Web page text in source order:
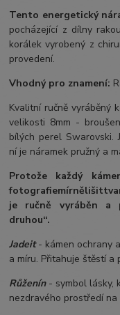
Tento energetický
pocházející z dílny
korálek vyrobený z
provedení.
Vhodný pro znamení:
Kvalitní ručně vyráběný
velikosti 8mm -
bílých perel Swarovski.
ní je náramek pružný a
Protože každý
fotografiemírnělišit
je ručně vyráběn a
druhou“.
Jadeit- kámen ochrany
a míru. Přitahuje štěstí a
Růženín- symbol lásky,
nezdravého prostředí